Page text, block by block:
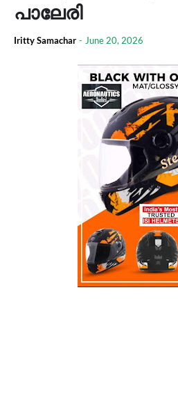
പാലേരി
Iritty Samachar - June 20, 2026